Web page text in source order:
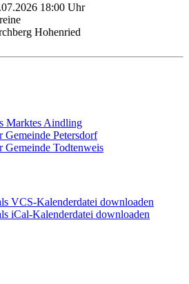
18:00 Uhr
Hohenried
Marktes Aindling
Gemeinde Petersdorf
Gemeinde Todtenweis
VCS-Kalenderdatei downloaden
iCal-Kalenderdatei downloaden